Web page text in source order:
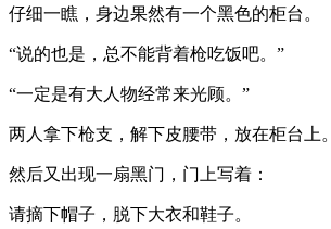
仔细一瞧，身边果然有一个黑色的柜台。
“说的也是，总不能背着枪吃饭吧。”
“一定是有大人物经常来光顾。”
两人拿下枪支，解下皮腰带，放在柜台上。
然后又出现一扇黑门，门上写着：
请摘下帽子，脱下大衣和鞋子。